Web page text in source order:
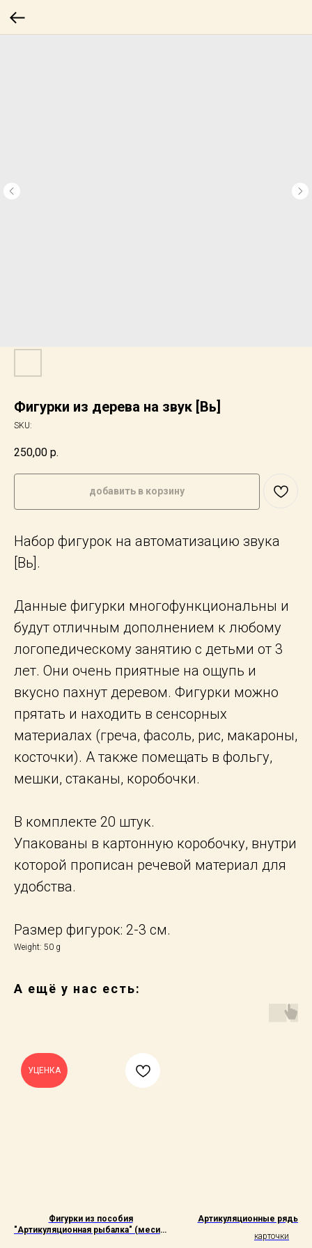
Фигурки из дерева на звук [Вь]
SKU:
250,00 р.
добавить в корзину
Набор фигурок на автоматизацию звука
[Вь].
Данные фигурки многофункциональны и
будут отличным дополнением к любому
логопедическому занятию с детьми от 3
лет. Они очень приятные на ощупь и
вкусно пахнут деревом. Фигурки можно
прятать и находить в сенсорных
материалах (греча, фасоль, рис, макароны,
косточки). А также помещать в фольгу,
мешки, стаканы, коробочки.
В комплекте 20 штук.
Упакованы в картонную коробочку, внутри
которой прописан речевой материал для
удобства.
Размер фигурок: 2-3 см.
Weight: 50 g
А ещё у нас есть:
УЦЕНКА
Фигурки из пособия
"Артикуляционная рыбалка" (месим
Артикуляционные ряды -
карточки